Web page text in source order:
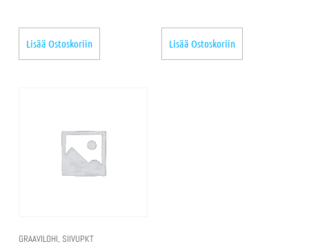
Lisää Ostoskoriin Lisää Ostoskoriin
GRAAVILOHI, SIIVUPKT